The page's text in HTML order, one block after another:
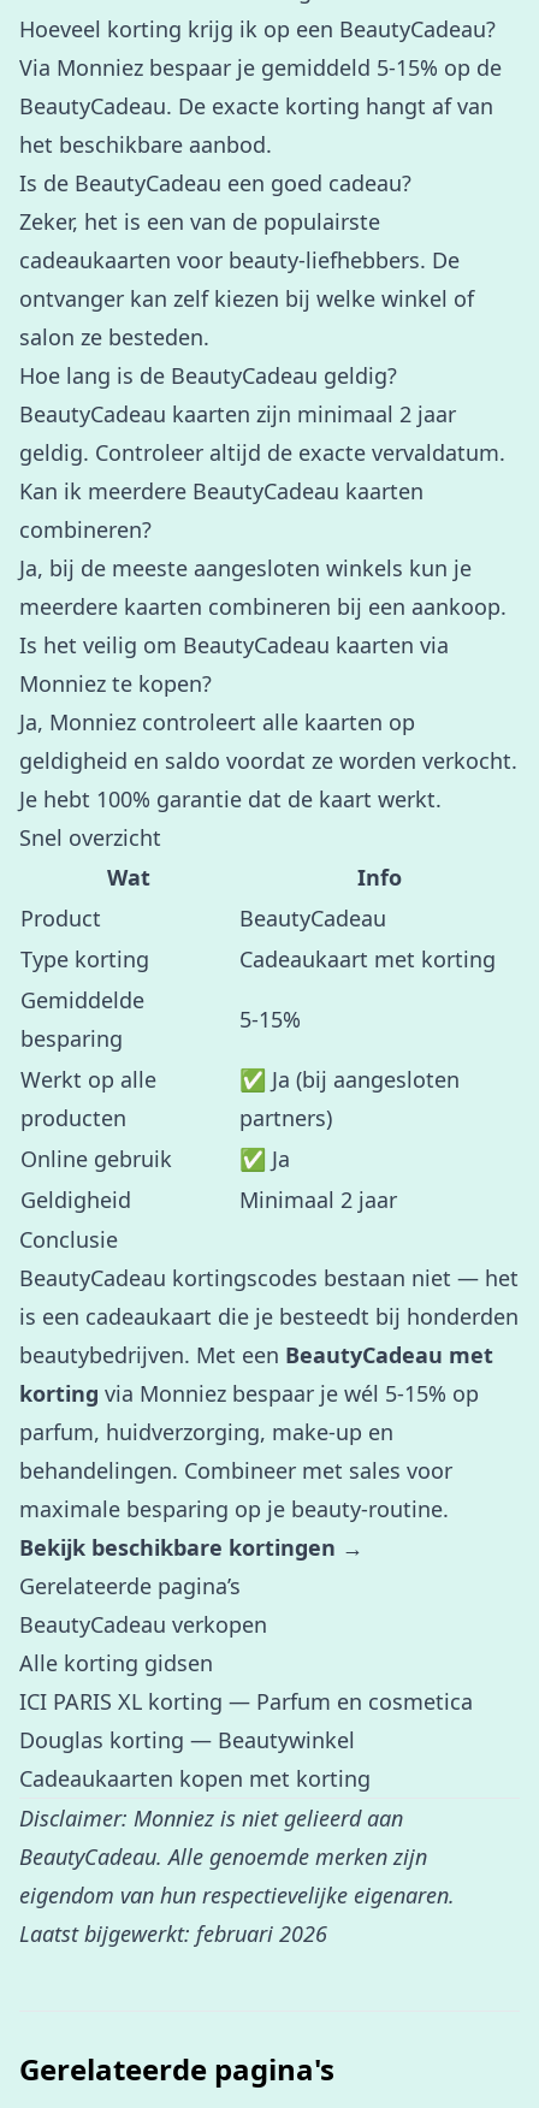
Hoeveel korting krijg ik op een BeautyCadeau?
Via Monniez bespaar je gemiddeld 5-15% op de
BeautyCadeau. De exacte korting hangt af van
het beschikbare aanbod.
Is de BeautyCadeau een goed cadeau?
Zeker, het is een van de populairste
cadeaukaarten voor beauty-liefhebbers. De
ontvanger kan zelf kiezen bij welke winkel of
salon ze besteden.
Hoe lang is de BeautyCadeau geldig?
BeautyCadeau kaarten zijn minimaal 2 jaar
geldig. Controleer altijd de exacte vervaldatum.
Kan ik meerdere BeautyCadeau kaarten
combineren?
Ja, bij de meeste aangesloten winkels kun je
meerdere kaarten combineren bij een aankoop.
Is het veilig om BeautyCadeau kaarten via
Monniez te kopen?
Ja, Monniez controleert alle kaarten op
geldigheid en saldo voordat ze worden verkocht.
Je hebt 100% garantie dat de kaart werkt.
Snel overzicht
Wat
Info
Product
BeautyCadeau
Type korting
Cadeaukaart met korting
Gemiddelde
besparing
5-15%
Werkt op alle
producten
✅ Ja (bij aangesloten
partners)
Online gebruik
✅ Ja
Geldigheid
Minimaal 2 jaar
Conclusie
BeautyCadeau kortingscodes bestaan niet — het
is een cadeaukaart die je besteedt bij honderden
beautybedrijven. Met een BeautyCadeau met
korting via Monniez bespaar je wél 5-15% op
parfum, huidverzorging, make-up en
behandelingen. Combineer met sales voor
maximale besparing op je beauty-routine.
Bekijk beschikbare kortingen →
Gerelateerde pagina’s
BeautyCadeau verkopen
Alle korting gidsen
ICI PARIS XL korting — Parfum en cosmetica
Douglas korting — Beautywinkel
Cadeaukaarten kopen met korting
Disclaimer: Monniez is niet gelieerd aan
BeautyCadeau. Alle genoemde merken zijn
eigendom van hun respectievelijke eigenaren.
Laatst bijgewerkt: februari 2026
Gerelateerde pagina's